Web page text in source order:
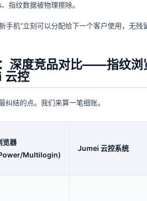
指纹数据被物理擦除。
手机”立刻可以分配给下一个客户使用，无残
深度竞品对比——指纹浏
云控
纠结的点。我们来算一笔细账。
览器
Multilogin)
Jumei 云控系统